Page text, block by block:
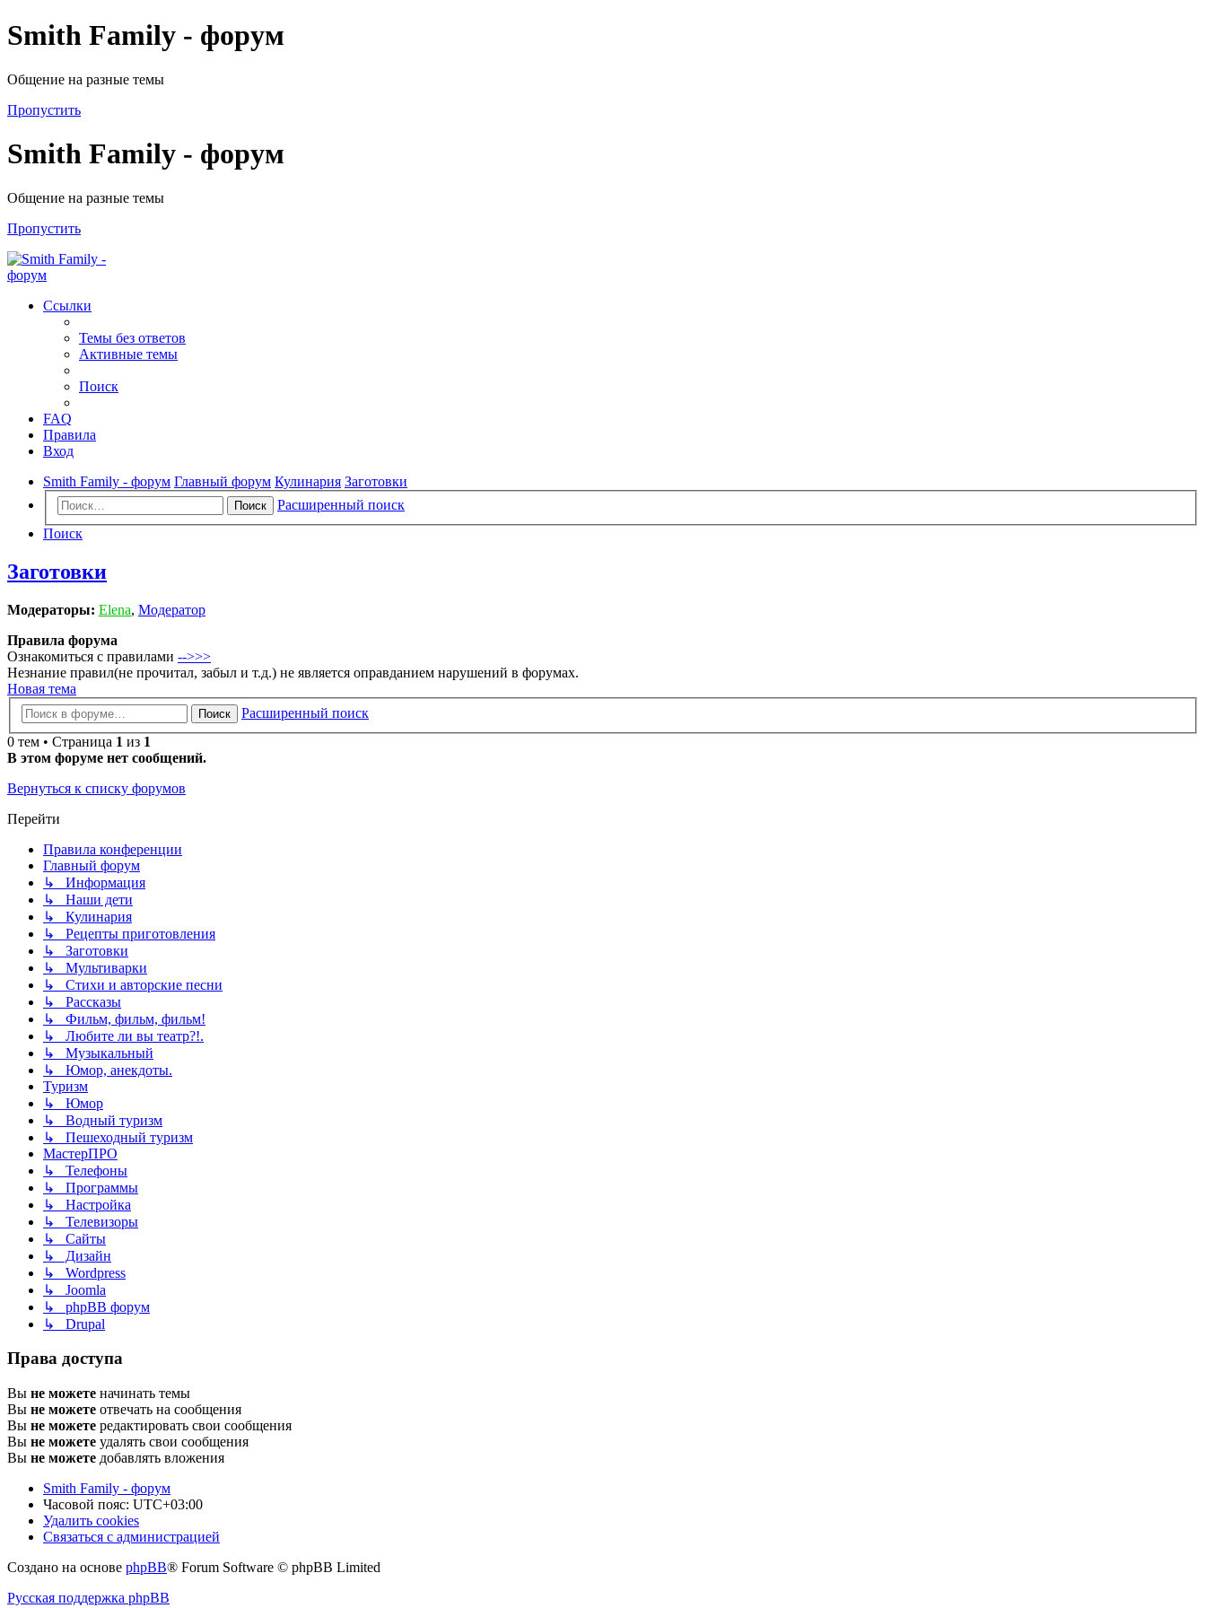
Smith Family - форум
Общение на разные темы
Пропустить
Smith Family - форум
Общение на разные темы
Пропустить
Ссылки
Темы без ответов
Активные темы
Поиск
FAQ
Правила
Вход
Smith Family - форум Главный форум Кулинария Заготовки
Поиск
Расширенный поиск
Поиск
Заготовки
Модераторы: Elena, Модератор
Правила форума
Ознакомиться с правилами -->>>
Незнание правил(не прочитал, забыл и т.д.) не является оправданием нарушений в форумах.
Новая тема
Поиск
Расширенный поиск
0 тем • Страница 1 из 1
В этом форуме нет сообщений.
Вернуться к списку форумов
Перейти
Правила конференции
Главный форум
↳ Информация
↳ Наши дети
↳ Кулинария
↳ Рецепты приготовления
↳ Заготовки
↳ Мультиварки
↳ Стихи и авторские песни
↳ Рассказы
↳ Фильм, фильм, фильм!
↳ Любите ли вы театр?!.
↳ Музыкальный
↳ Юмор, анекдоты.
Туризм
↳ Юмор
↳ Водный туризм
↳ Пешеходный туризм
МастерПРО
↳ Телефоны
↳ Программы
↳ Настройка
↳ Телевизоры
↳ Сайты
↳ Дизайн
↳ Wordpress
↳ Joomla
↳ phpBB форум
↳ Drupal
Права доступа
Вы не можете начинать темы
Вы не можете отвечать на сообщения
Вы не можете редактировать свои сообщения
Вы не можете удалять свои сообщения
Вы не можете добавлять вложения
Smith Family - форум
Часовой пояс: UTC+03:00
Удалить cookies
Связаться с администрацией
Создано на основе phpBB® Forum Software © phpBB Limited
Русская поддержка phpBB